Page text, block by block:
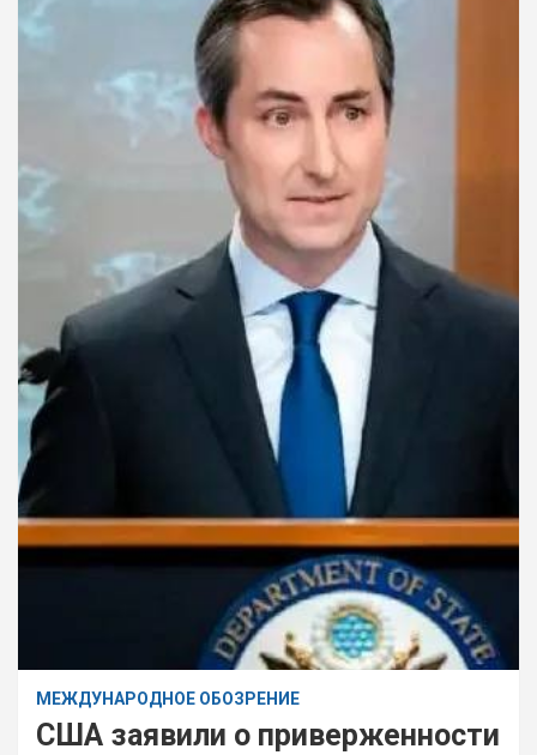
МЕЖДУНАРОДНОЕ ОБОЗРЕНИЕ
США заявили о приверженности